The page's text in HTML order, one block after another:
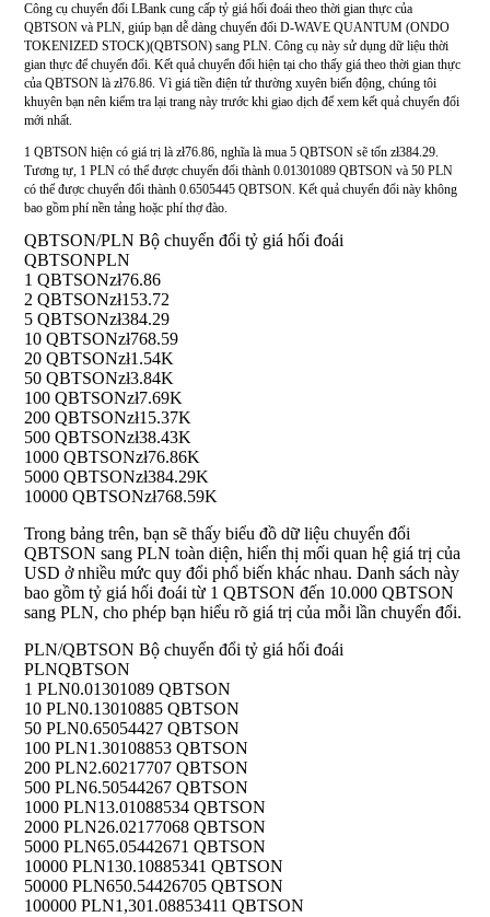
Công cụ chuyển đổi LBank cung cấp tỷ giá hối đoái theo thời gian thực của
QBTSON và PLN, giúp bạn dễ dàng chuyển đổi D-WAVE QUANTUM (ONDO
TOKENIZED STOCK)(QBTSON) sang PLN. Công cụ này sử dụng dữ liệu thời
gian thực để chuyển đổi. Kết quả chuyển đổi hiện tại cho thấy giá theo thời gian thực
của QBTSON là zł76.86. Vì giá tiền điện tử thường xuyên biến động, chúng tôi
khuyên bạn nên kiểm tra lại trang này trước khi giao dịch để xem kết quả chuyển đổi
mới nhất.
1 QBTSON hiện có giá trị là zł76.86, nghĩa là mua 5 QBTSON sẽ tốn zł384.29.
Tương tự, 1 PLN có thể được chuyển đổi thành 0.01301089 QBTSON và 50 PLN
có thể được chuyển đổi thành 0.6505445 QBTSON. Kết quả chuyển đổi này không
bao gồm phí nền tảng hoặc phí thợ đào.
QBTSON/PLN Bộ chuyển đổi tỷ giá hối đoái
QBTSONPLN
1 QBTSONzł76.86
2 QBTSONzł153.72
5 QBTSONzł384.29
10 QBTSONzł768.59
20 QBTSONzł1.54K
50 QBTSONzł3.84K
100 QBTSONzł7.69K
200 QBTSONzł15.37K
500 QBTSONzł38.43K
1000 QBTSONzł76.86K
5000 QBTSONzł384.29K
10000 QBTSONzł768.59K
Trong bảng trên, bạn sẽ thấy biểu đồ dữ liệu chuyển đổi
QBTSON sang PLN toàn diện, hiển thị mối quan hệ giá trị của
USD ở nhiều mức quy đổi phổ biến khác nhau. Danh sách này
bao gồm tỷ giá hối đoái từ 1 QBTSON đến 10.000 QBTSON
sang PLN, cho phép bạn hiểu rõ giá trị của mỗi lần chuyển đổi.
PLN/QBTSON Bộ chuyển đổi tỷ giá hối đoái
PLNQBTSON
1 PLN0.01301089 QBTSON
10 PLN0.13010885 QBTSON
50 PLN0.65054427 QBTSON
100 PLN1.30108853 QBTSON
200 PLN2.60217707 QBTSON
500 PLN6.50544267 QBTSON
1000 PLN13.01088534 QBTSON
2000 PLN26.02177068 QBTSON
5000 PLN65.05442671 QBTSON
10000 PLN130.10885341 QBTSON
50000 PLN650.54426705 QBTSON
100000 PLN1,301.08853411 QBTSON